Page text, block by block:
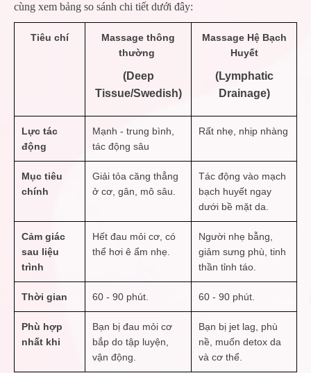
cùng xem bảng so sánh chi tiết dưới đây:
Tiêu chí
Massage thông
thường
(Deep
Tissue/Swedish)
Massage Hệ Bạch
Huyết
(Lymphatic
Drainage)
Lực tác
động
Mạnh - trung bình,
tác động sâu
Rất nhẹ, nhịp nhàng
Mục tiêu
chính
Giải tỏa căng thẳng
ở cơ, gân, mô sâu.
Tác động vào mạch
bạch huyết ngay
dưới bề mặt da.
Cảm giác
sau liệu
trình
Hết đau mỏi cơ, có
thể hơi ê ẩm nhẹ.
Người nhẹ bẫng,
giảm sưng phù, tinh
thần tỉnh táo.
Thời gian 60 - 90 phút. 60 - 90 phút.
Phù hợp
nhất khi
Bạn bị đau mỏi cơ
bắp do tập luyện,
vận động.
Bạn bị jet lag, phù
nề, muốn detox da
và cơ thể.